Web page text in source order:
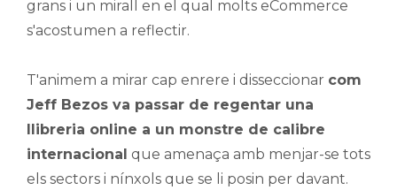
grans i un mirall en el qual molts eCommerce
s'acostumen a reflectir.
T'animem a mirar cap enrere i disseccionar com
Jeff Bezos va passar de regentar una
llibreria online a un monstre de calibre
internacional que amenaça amb menjar-se tots
els sectors i nínxols que se li posin per davant.